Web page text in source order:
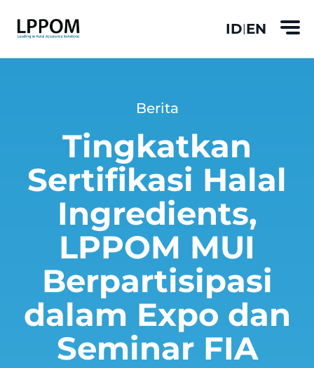
ID|EN
Berita
Tingkatkan
Sertifikasi Halal
Ingredients,
LPPOM MUI
Berpartisipasi
dalam Expo dan
Seminar FIA